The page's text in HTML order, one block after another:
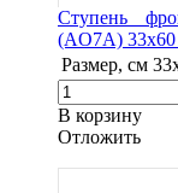
Ступень
(AO7A) 33x60
Размер, см
В корзину
Oтложить